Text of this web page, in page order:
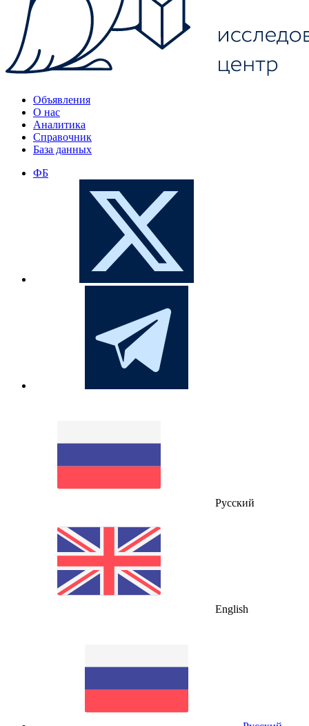
Объявления
О нас
Аналитика
Справочник
База данных
ФБ
Русский
English